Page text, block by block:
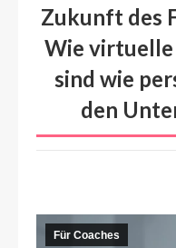
Zukunft des
Wie
sind wie
den
Für Coaches